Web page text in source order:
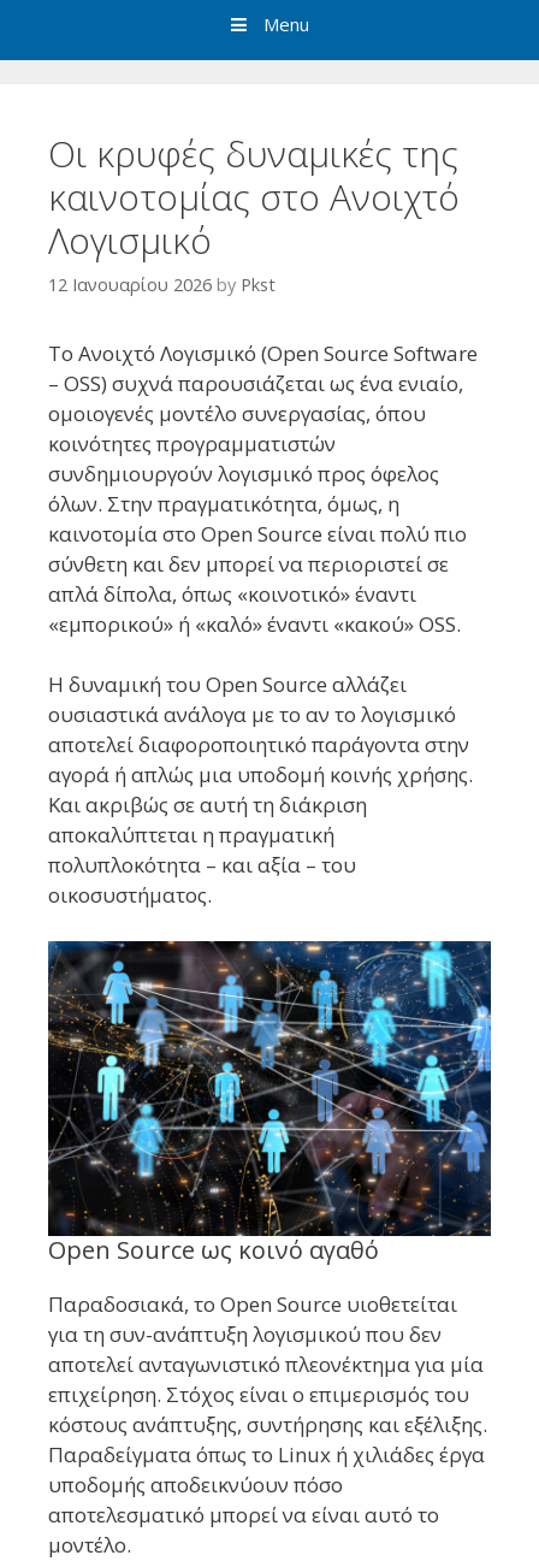
Menu
Οι κρυφές δυναμικές της
καινοτομίας στο Ανοιχτό
Λογισμικό
12 Ιανουαρίου 2026 by Pkst
Το Ανοιχτό Λογισμικό (Open Source Software
– OSS) συχνά παρουσιάζεται ως ένα ενιαίο,
ομοιογενές μοντέλο συνεργασίας, όπου
κοινότητες προγραμματιστών
συνδημιουργούν λογισμικό προς όφελος
όλων. Στην πραγματικότητα, όμως, η
καινοτομία στο Open Source είναι πολύ πιο
σύνθετη και δεν μπορεί να περιοριστεί σε
απλά δίπολα, όπως «κοινοτικό» έναντι
«εμπορικού» ή «καλό» έναντι «κακού» OSS.
Η δυναμική του Open Source αλλάζει
ουσιαστικά ανάλογα με το αν το λογισμικό
αποτελεί διαφοροποιητικό παράγοντα στην
αγορά ή απλώς μια υποδομή κοινής χρήσης.
Και ακριβώς σε αυτή τη διάκριση
αποκαλύπτεται η πραγματική
πολυπλοκότητα – και αξία – του
οικοσυστήματος.
Open Source ως κοινό αγαθό
Παραδοσιακά, το Open Source υιοθετείται
για τη συν-ανάπτυξη λογισμικού που δεν
αποτελεί ανταγωνιστικό πλεονέκτημα για μία
επιχείρηση. Στόχος είναι ο επιμερισμός του
κόστους ανάπτυξης, συντήρησης και εξέλιξης.
Παραδείγματα όπως το Linux ή χιλιάδες έργα
υποδομής αποδεικνύουν πόσο
αποτελεσματικό μπορεί να είναι αυτό το
μοντέλο.